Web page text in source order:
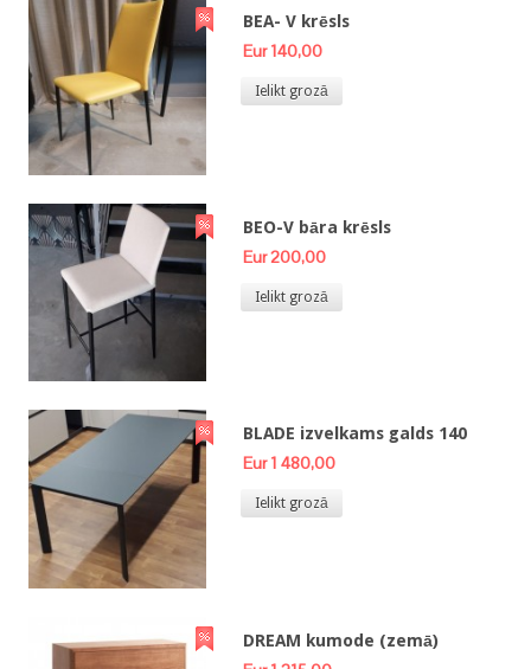
BEA- V krēsls
Eur 140,00
Ielikt grozā
BEO-V bāra krēsls
Eur 200,00
Ielikt grozā
BLADE izvelkams galds 140
Eur 1 480,00
Ielikt grozā
DREAM kumode (zemā)